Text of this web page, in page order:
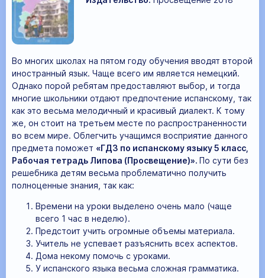
Во многих школах на пятом году обучения вводят второй
иностранный язык. Чаще всего им является немецкий.
Однако порой ребятам предоставляют выбор, и тогда
многие школьники отдают предпочтение испанскому, так
как это весьма мелодичный и красивый диалект. К тому
же, он стоит на третьем месте по распространенности
во всем мире. Облегчить учащимся восприятие данного
предмета поможет «ГДЗ по испанскому языку 5 класс,
Рабочая тетрадь Липова (Просвещение)». По сути без
решебника детям весьма проблематично получить
полноценные знания, так как:
Времени на уроки выделено очень мало (чаще
всего 1 час в неделю).
Предстоит учить огромные объемы материала.
Учитель не успевает разъяснить всех аспектов.
Дома некому помочь с уроками.
У испанского языка весьма сложная грамматика.